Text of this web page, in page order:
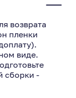
возврата
пленки
виде.
сборки -